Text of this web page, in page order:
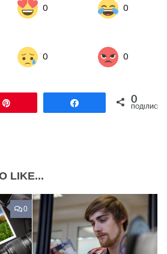
0 0
0 0
Поділитися0
ПОДІЛИСЬ
LIKE...
0